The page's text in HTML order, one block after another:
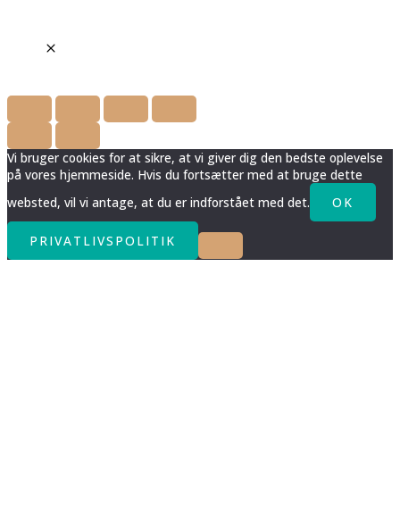
Vi bruger cookies for at sikre, at vi giver dig den bedste oplevelse
på vores hjemmeside. Hvis du fortsætter med at bruge dette
websted, vil vi antage, at du er indforstået med det.
OK
PRIVATLIVSPOLITIK